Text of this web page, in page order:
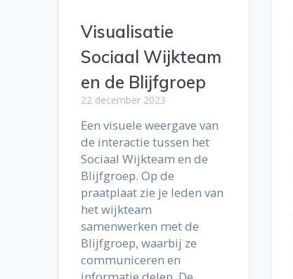
Visualisatie
Sociaal Wijkteam
en de Blijfgroep
22 december 2023
Een visuele weergave van
de interactie tussen het
Sociaal Wijkteam en de
Blijfgroep. Op de
praatplaat zie je leden van
het wijkteam
samenwerken met de
Blijfgroep, waarbij ze
communiceren en